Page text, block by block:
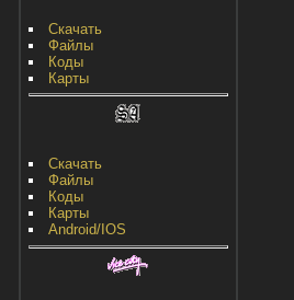
Скачать
Файлы
Коды
Карты
Скачать
Файлы
Коды
Карты
Android/IOS